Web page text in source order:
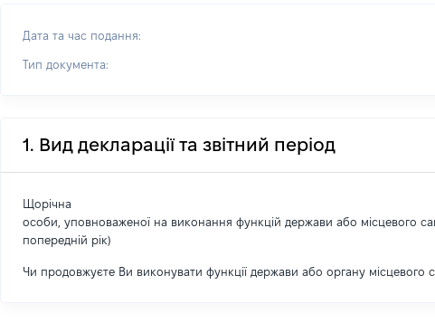
Дата та час подання:
Тип документа:
1. Вид декларації та звітний період
Щорічна
особи, уповноваженої на виконання функцій держави або місцевого
попередній рік)
Чи продовжуєте Ви виконувати функції держави або органу місцевого